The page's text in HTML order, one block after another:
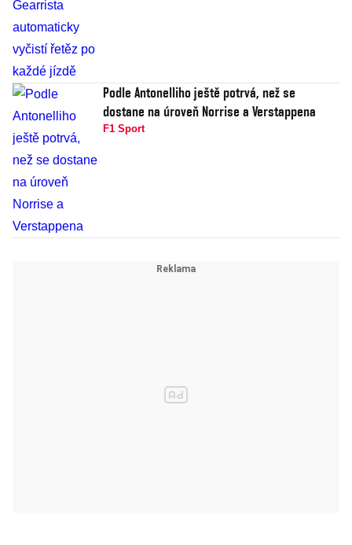
Podle Antonelliho ještě potrvá, než se
dostane na úroveň Norrise a Verstappena
F1 Sport